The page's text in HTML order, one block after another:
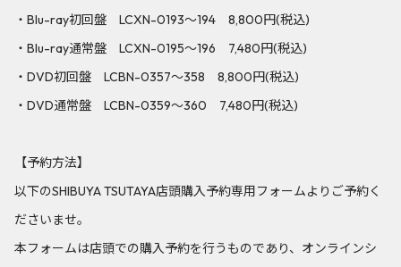
・Blu-ray初回盤 LCXN-0193～194 8,800円(税込)
・Blu-ray通常盤 LCXN-0195～196 7,480円(税込)
・DVD初回盤 LCBN-0357～358 8,800円(税込)
・DVD通常盤 LCBN-0359～360 7,480円(税込)
【予約方法】
以下のSHIBUYA TSUTAYA店頭購入予約専用フォームよりご予約く
ださいませ。
本フォームは店頭での購入予約を行うものであり、オンラインシ